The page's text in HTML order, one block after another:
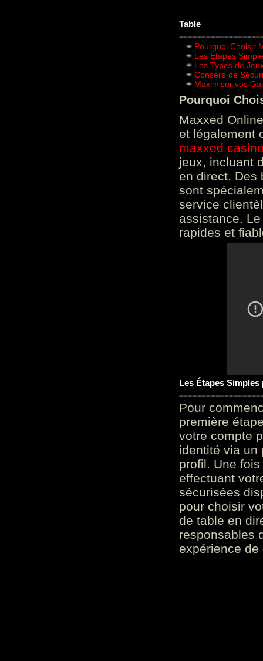
Table
Pourquoi Choisir
Les Étapes
Les Types de
Conseils de
Maximiser vos
Pourquoi
Maxxed
et légalement
maxxed
jeux, incluant
en direct. Des
sont
service
assistance.
rapides et
Les Étapes
Pour
première
votre compte
identité via un
profil. Une
effectuant
sécurisées
pour choisir
de table en
responsables
expérience